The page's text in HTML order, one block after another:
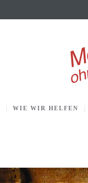
WIE WIR HELFEN